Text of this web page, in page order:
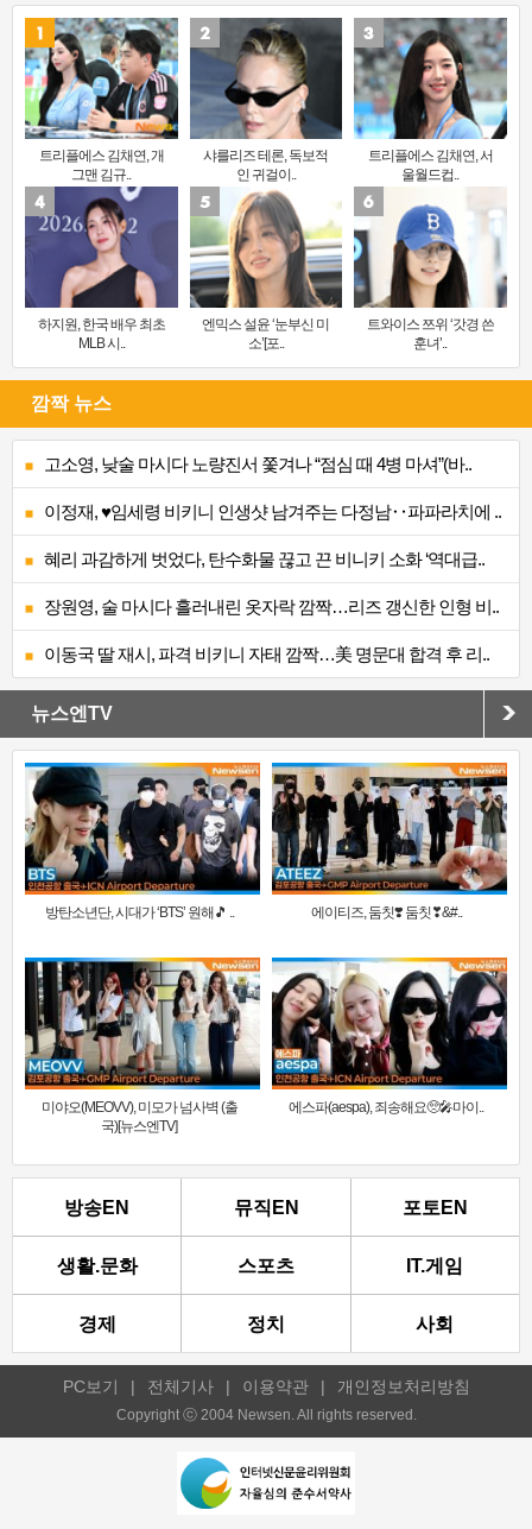
트리플에스 김채연, 개
그맨 김규..
샤를리즈 테론, 독보적
인 귀걸이..
트리플에스 김채연, 서
울월드컵..
하지원, 한국 배우 최초
MLB 시..
엔믹스 설윤 ‘눈부신 미
소’[포..
트와이스 쯔위 ‘갓경 쓴
훈녀’..
깜짝 뉴스
고소영, 낮술 마시다 노량진서 쫓겨나 “점심 때 4병 마셔”(바..
이정재, ♥임세령 비키니 인생샷 남겨주는 다정남‥파파라치에 ..
혜리 과감하게 벗었다, 탄수화물 끊고 끈 비니키 소화 ‘역대급..
장원영, 술 마시다 흘러내린 옷자락 깜짝…리즈 갱신한 인형 비..
이동국 딸 재시, 파격 비키니 자태 깜짝…美 명문대 합격 후 리..
뉴스엔TV
방탄소년단, 시대가 ‘BTS’ 원해🎵 .. 에이티즈, 둠칫❣️ 둠칫❣&#..
미야오(MEOVV), 미모가 넘사벽 (출
국)[뉴스엔TV]
에스파(aespa), 죄송해요🥺🎤마이..
방송EN 뮤직EN 포토EN
생활.문화 스포츠 IT.게임
경제 정치 사회
PC보기 | 전체기사 | 이용약관 | 개인정보처리방침
Copyright ⓒ 2004 Newsen. All rights reserved.